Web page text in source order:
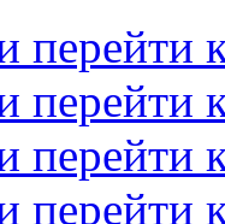
перейти
перейти
перейти
перейти